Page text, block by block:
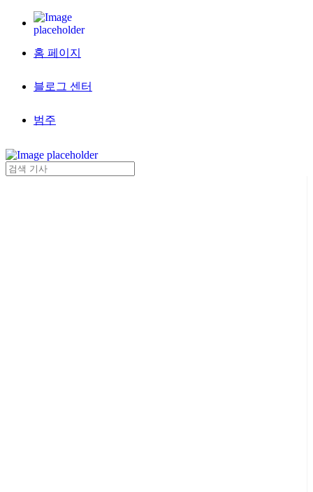
홈 페이지
블로그 센터
범주